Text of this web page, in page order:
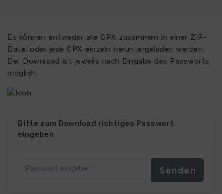
Es können entweder alle GPX zusammen in einer ZIP-
Datei oder jede GPX einzeln heruntergeladen werden.
Der Download ist jeweils nach Eingabe des Passworts
möglich.
Bitte zum Download richtiges Passwort
eingeben